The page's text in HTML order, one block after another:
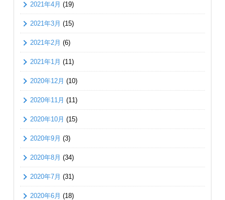
2021年4月 (19)
2021年3月 (15)
2021年2月 (6)
2021年1月 (11)
2020年12月 (10)
2020年11月 (11)
2020年10月 (15)
2020年9月 (3)
2020年8月 (34)
2020年7月 (31)
2020年6月 (18)